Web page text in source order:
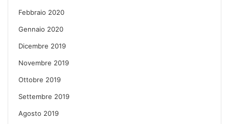
Febbraio 2020
Gennaio 2020
Dicembre 2019
Novembre 2019
Ottobre 2019
Settembre 2019
Agosto 2019